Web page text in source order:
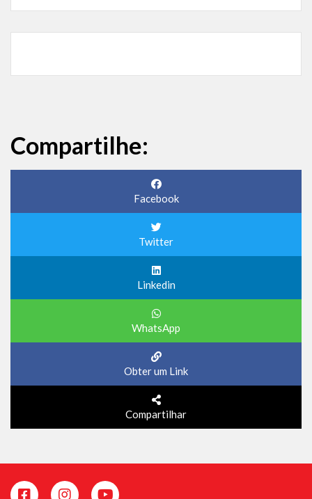
Compartilhe:
Facebook
Twitter
Linkedin
WhatsApp
Obter um Link
Compartilhar